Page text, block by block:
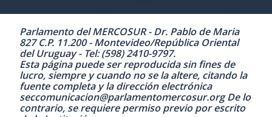
Parlamento del MERCOSUR - Dr. Pablo de Maria
827 C.P. 11.200 - Montevideo/República Oriental
del Uruguay - Tel: (598) 2410-9797.
Esta página puede ser reproducida sin fines de
lucro, siempre y cuando no se la altere, citando la
fuente completa y la dirección electrónica
seccomunicacion@parlamentomercosur.org De lo
contrario, se requiere permiso previo por escrito